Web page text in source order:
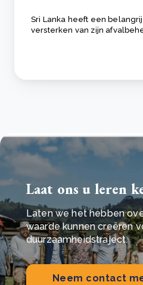
Sri Lanka heeft een
versterken van zijn
Laat ons u leren
Laten we het hebben
waarde kunnen creëren
duurzaamheidstraject.
Neem contact